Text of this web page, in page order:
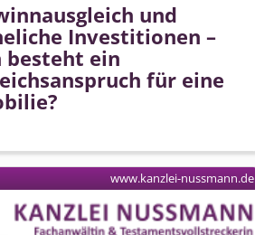
und
Investitionen –
besteht ein
für eine
www.kanzlei-nussmann.de